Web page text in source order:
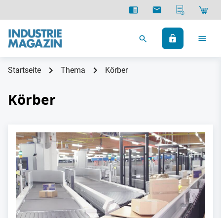
Startseite Thema Körber
Körber